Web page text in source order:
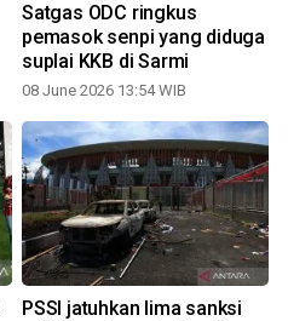
Satgas ODC ringkus
pemasok senpi yang diduga
suplai KKB di Sarmi
08 June 2026 13:54 WIB
PSSI jatuhkan lima sanksi